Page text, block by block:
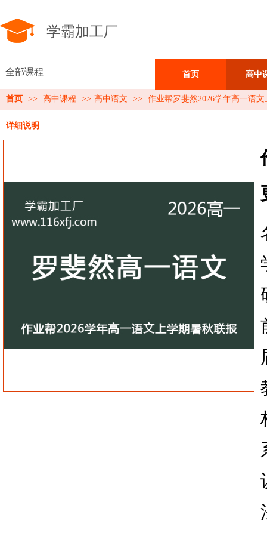
学霸加工厂
全部课程 首页 高中
首页 >> 高中课程 >> 高中语文 >> 作业帮罗斐然2026学年高一语
详细说明